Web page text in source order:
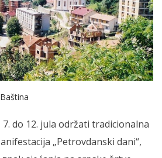
Baština
do 12. jula održati tradicionalna
„Petrovdanski dani“,